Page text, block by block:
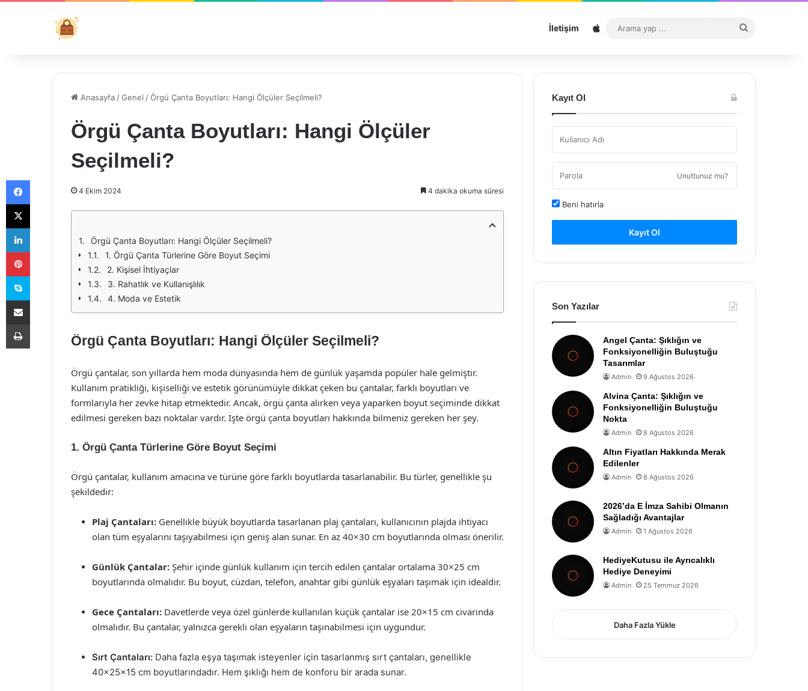
İletişim Sitemap
...
Anasayfa /Genel /Örgü Çanta Boyutları: Hangi Ölçüler Seçilmeli?
Örgü Çanta Boyutları: Hangi Ölçüler
Seçilmeli?
4 Ekim 2024 4 dakika okuma süresi
Örgü Çanta Boyutları: Hangi Ölçüler Seçilmeli?
1. Örgü Çanta Türlerine Göre Boyut Seçimi
2. Kişisel İhtiyaçlar
3. Rahatlık ve Kullanışlılık
4. Moda ve Estetik
Örgü Çanta Boyutları: Hangi Ölçüler Seçilmeli?
Örgü çantalar, son yıllarda hem moda dünyasında hem de günlük yaşamda popüler hale gelmiştir.
Kullanım pratikliği, kişiselliği ve estetik görünümüyle dikkat çeken bu çantalar, farklı boyutları ve
formlarıyla her zevke hitap etmektedir. Ancak, örgü çanta alırken veya yaparken boyut seçiminde dikkat
edilmesi gereken bazı noktalar vardır. İşte örgü çanta boyutları hakkında bilmeniz gereken her şey.
1. Örgü Çanta Türlerine Göre Boyut Seçimi
Örgü çantalar, kullanım amacına ve türüne göre farklı boyutlarda tasarlanabilir. Bu türler, genellikle şu
şekildedir:
Plaj Çantaları: Genellikle büyük boyutlarda tasarlanan plaj çantaları, kullanıcının plajda ihtiyacı
olan tüm eşyalarını taşıyabilmesi için geniş alan sunar. En az 40×30 cm boyutlarında olması önerilir.
Günlük Çantalar: Şehir içinde günlük kullanım için tercih edilen çantalar ortalama 30×25 cm
boyutlarında olmalıdır. Bu boyut, cüzdan, telefon, anahtar gibi günlük eşyaları taşımak için idealdir.
Gece Çantaları: Davetlerde veya özel günlerde kullanılan küçük çantalar ise 20×15 cm civarında
olmalıdır. Bu çantalar, yalnızca gerekli olan eşyaların taşınabilmesi için uygundur.
Sırt Çantaları: Daha fazla eşya taşımak isteyenler için tasarlanmış sırt çantaları, genellikle
40x25x15 cm boyutlarındadır. Hem şıklığı hem de konforu bir arada sunar.
Kayıt Ol
Unuttunuz mu?
Beni hatırla
Kayıt Ol
Son Yazılar
Angel Çanta: Şıklığın ve
Fonksiyonelliğin Buluştuğu
Tasarımlar
Admin 9 Ağustos 2026
Alvina Çanta: Şıklığın ve
Fonksiyonelliğin Buluştuğu
Nokta
Admin 8 Ağustos 2026
Altın Fiyatları Hakkında Merak
Edilenler
Admin 8 Ağustos 2026
2026’da E İmza Sahibi Olmanın
Sağladığı Avantajlar
Admin 1 Ağustos 2026
HediyeKutusu ile Ayrıcalıklı
Hediye Deneyimi
Admin 25 Temmuz 2026
Daha Fazla Yükle
Facebook
X
LinkedIn
Pinterest
Skype
E-Posta ile paylaş